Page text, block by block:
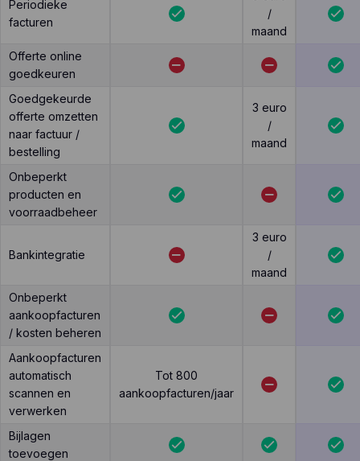
Periodieke
facturen
/
maand
Offerte online
goedkeuren
Goedgekeurde
offerte omzetten
naar factuur /
bestelling
3 euro
/
maand
Onbeperkt
producten en
voorraadbeheer
Bankintegratie
3 euro
/
maand
Onbeperkt
aankoopfacturen
/ kosten beheren
Aankoopfacturen
automatisch
scannen en
verwerken
Tot 800
aankoopfacturen/jaar
Bijlagen
toevoegen